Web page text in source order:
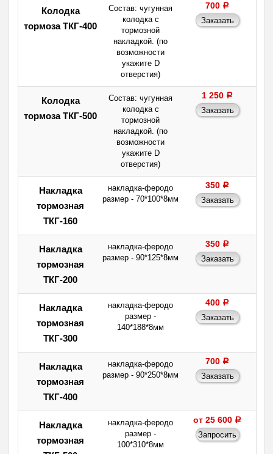
Колодка
тормоза ТКГ-400
Состав: чугунная
колодка с
тормозной
накладкой. (по
возможности
укажите D
отверстия)
700 a
Колодка
тормоза ТКГ-500
Состав: чугунная
колодка с
тормозной
накладкой. (по
возможности
укажите D
отверстия)
1 250 a
Накладка
тормозная
ТКГ-160
накладка-феродо
размер - 70*100*8мм
350 a
Накладка
тормозная
ТКГ-200
накладка-феродо
размер - 90*125*8мм
350 a
Накладка
тормозная
ТКГ-300
накладка-феродо
размер -
140*188*8мм
400 a
Накладка
тормозная
ТКГ-400
накладка-феродо
размер - 90*250*8мм
700 a
Накладка
тормозная
накладка-феродо
размер -
100*310*8мм
от 25 600 a